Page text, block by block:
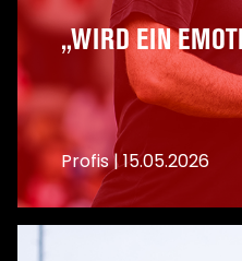
A
„WIRD EIN
Profis|15.05.2026